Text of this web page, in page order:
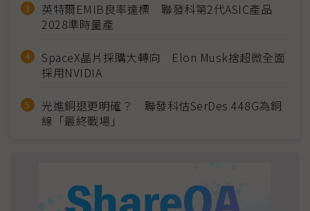
英特爾EMIB良率達標 聯發科第2代ASIC產品
2028準時量產
SpaceX晶片採購大轉向 Elon Musk捨超微全面
採用NVIDIA
光進銅退更明確？ 聯發科估SerDes 448G為銅
線「最終戰場」